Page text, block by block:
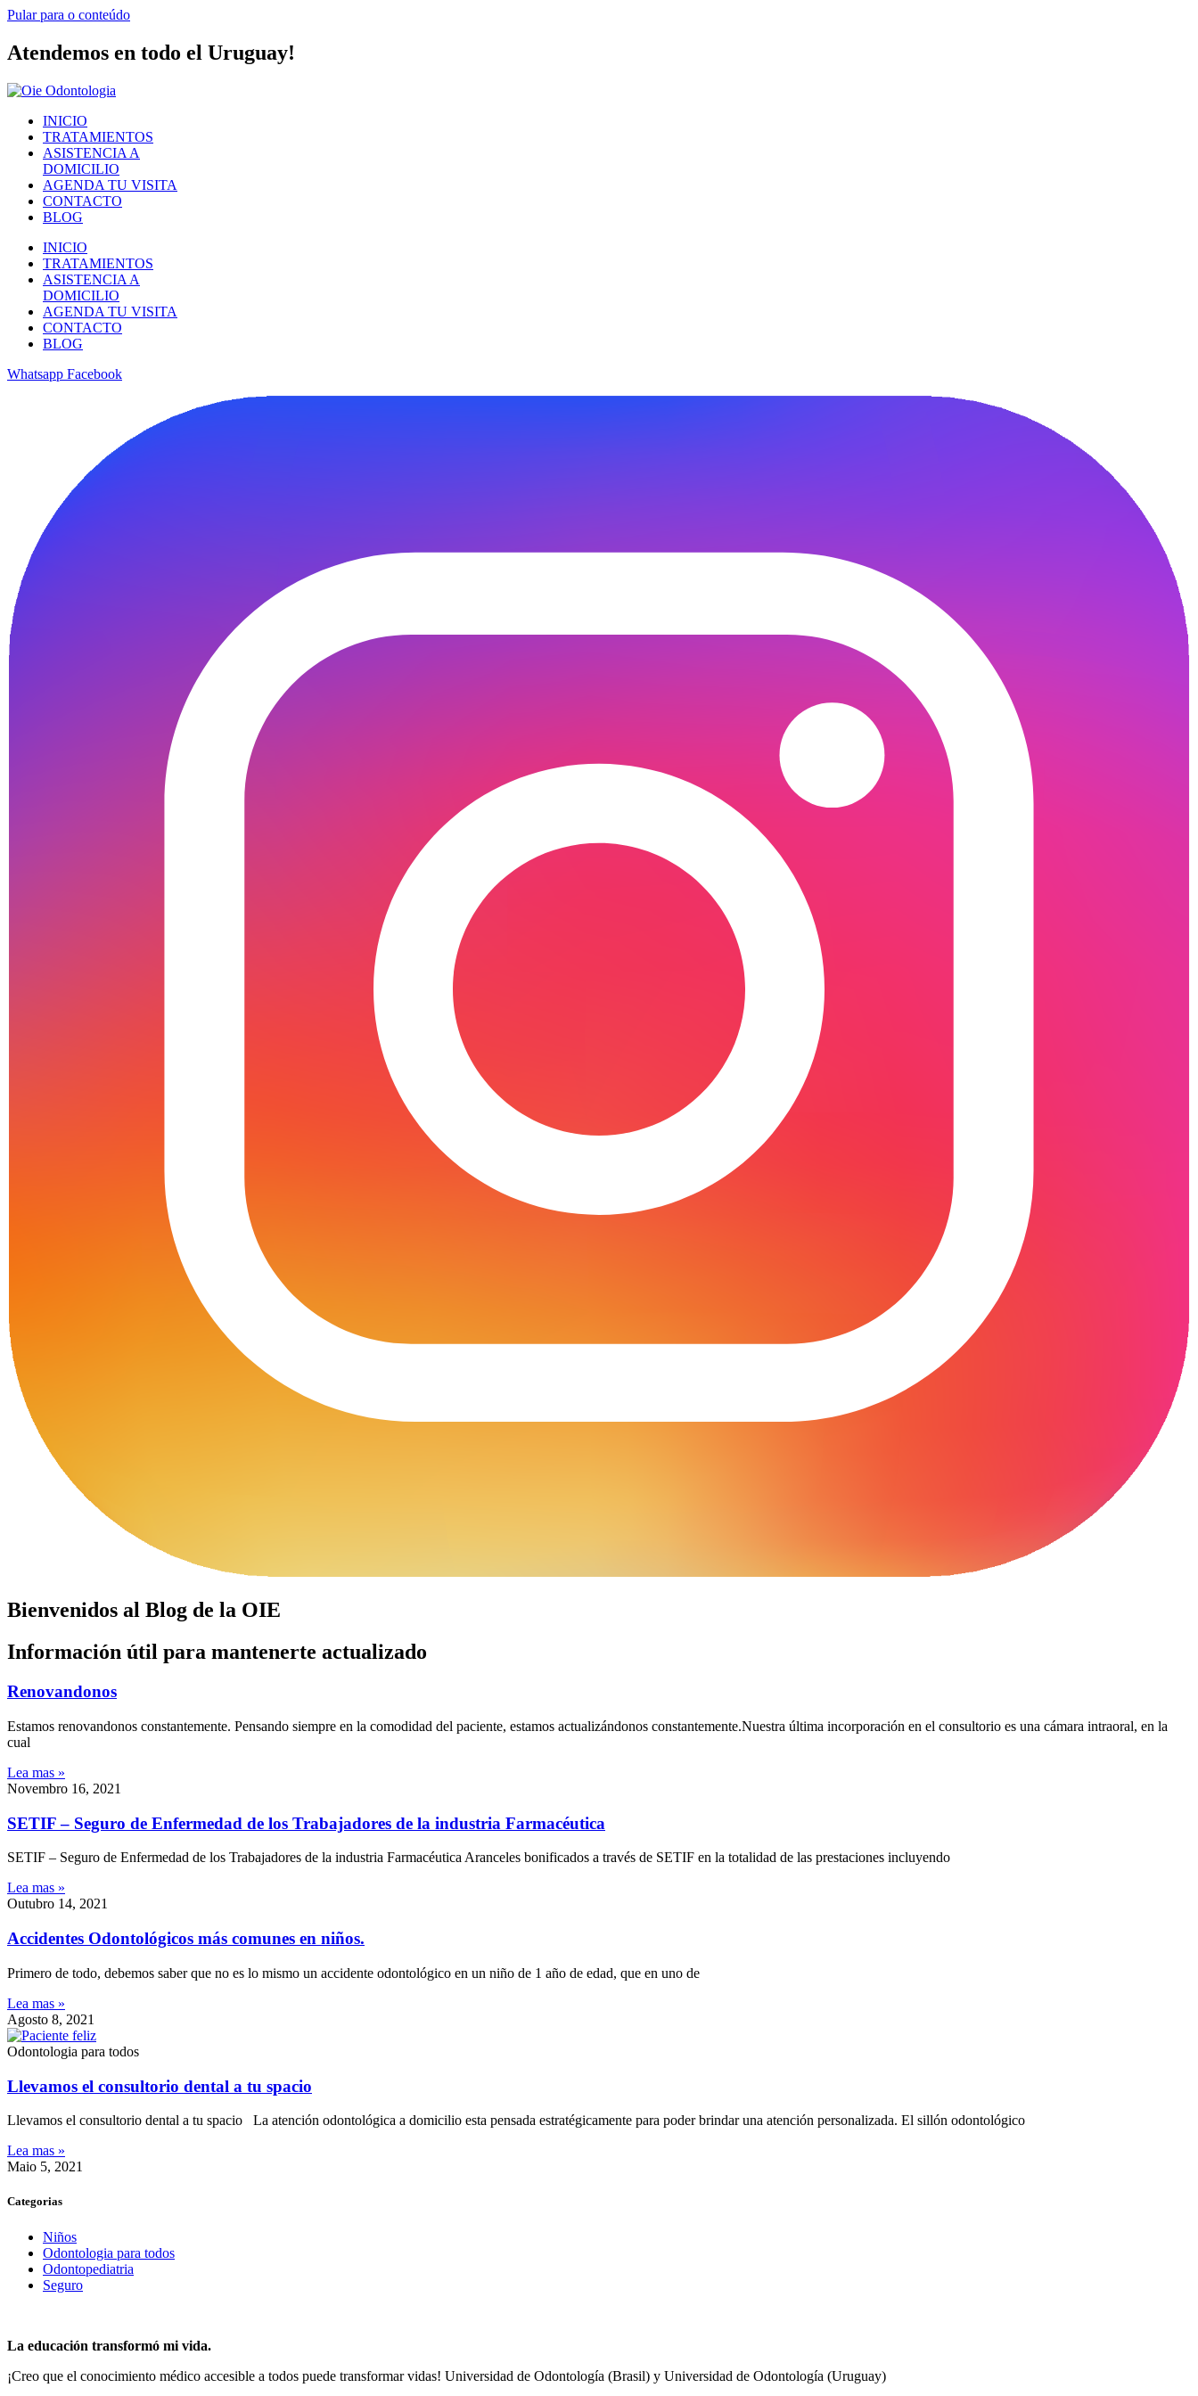
Pular para o conteúdo
Atendemos en todo el Uruguay!
INICIO
TRATAMIENTOS
ASISTENCIA A
DOMICILIO
AGENDA TU VISITA
CONTACTO
BLOG
INICIO
TRATAMIENTOS
ASISTENCIA A
DOMICILIO
AGENDA TU VISITA
CONTACTO
BLOG
Whatsapp Facebook
Bienvenidos al Blog de la OIE
Información útil para mantenerte actualizado
Renovandonos
Estamos renovandonos constantemente. Pensando siempre en la comodidad del paciente, estamos actualizándonos constantemente.Nuestra última incorporación en el consultorio es una cámara intraoral, en la
cual
Lea mas »
Novembro 16, 2021
SETIF – Seguro de Enfermedad de los Trabajadores de la industria Farmacéutica
SETIF – Seguro de Enfermedad de los Trabajadores de la industria Farmacéutica Aranceles bonificados a través de SETIF en la totalidad de las prestaciones incluyendo
Lea mas »
Outubro 14, 2021
Accidentes Odontológicos más comunes en niños.
Primero de todo, debemos saber que no es lo mismo un accidente odontológico en un niño de 1 año de edad, que en uno de
Lea mas »
Agosto 8, 2021
Odontologia para todos
Llevamos el consultorio dental a tu spacio
Llevamos el consultorio dental a tu spacio La atención odontológica a domicilio esta pensada estratégicamente para poder brindar una atención personalizada. El sillón odontológico
Lea mas »
Maio 5, 2021
Categorias
Niños
Odontologia para todos
Odontopediatria
Seguro
La educación transformó mi vida.
¡Creo que el conocimiento médico accesible a todos puede transformar vidas! Universidad de Odontología (Brasil) y Universidad de Odontología (Uruguay)